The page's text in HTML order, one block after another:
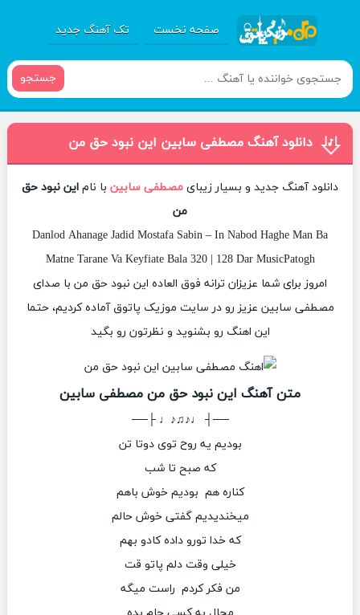
صفحه نخست تک آهنگ جدید
جستجو
دانلود آهنگ مصطفی سابین این نبود حق من
دانلود آهنگ جدید و بسیار زیبای مصطفی سابین با نام این نبود حق
من
Danlod Ahanage Jadid Mostafa Sabin – In Nabod Haghe Man Ba
Matne Tarane Va Keyfiate Bala 320 | 128 Dar MusicPatogh
امروز برای شما عزیزان ترانه فوق العاده این نبود حق من با صدای
مصطفی سابین عزیز رو در سایت موزیک پاتوق آماده کردیم، حتما
این اهنگ رو بشنوید و نظرتون رو بگید
متن آهنگ این نبود حق من مصطفی سابین
──┤ ♩♪♫♪♩ ├──
بودیم یه روح توی دوتا تن
که صبح تا شب
کناره هم بودیم خوش باهم
میخندیدیم گفتی خوش حالم
که خدا تورو داده کادو بهم
خیلی وقت دلم پاتو قت
من فکر کردم راست میگه